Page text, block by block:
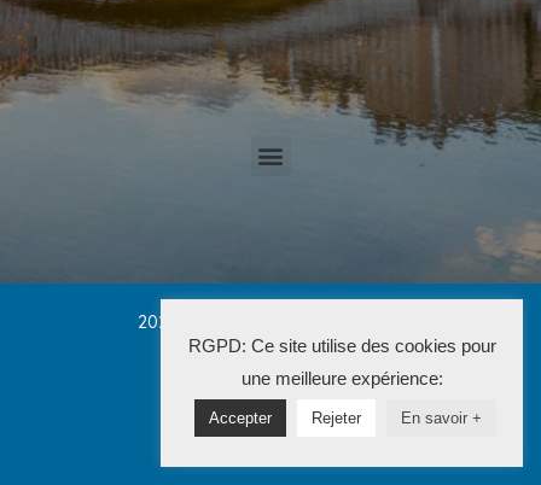
2025 Cabinet PETRUCCI CONVERT
La Solution Immo
RGPD: Ce site utilise des cookies pour
une meilleure expérience:
Accepter Rejeter En savoir +